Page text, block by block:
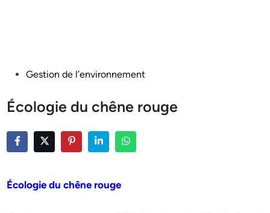
PostedGestion de l’environnement
Écologie du chêne rouge
Écologie du chêne rouge